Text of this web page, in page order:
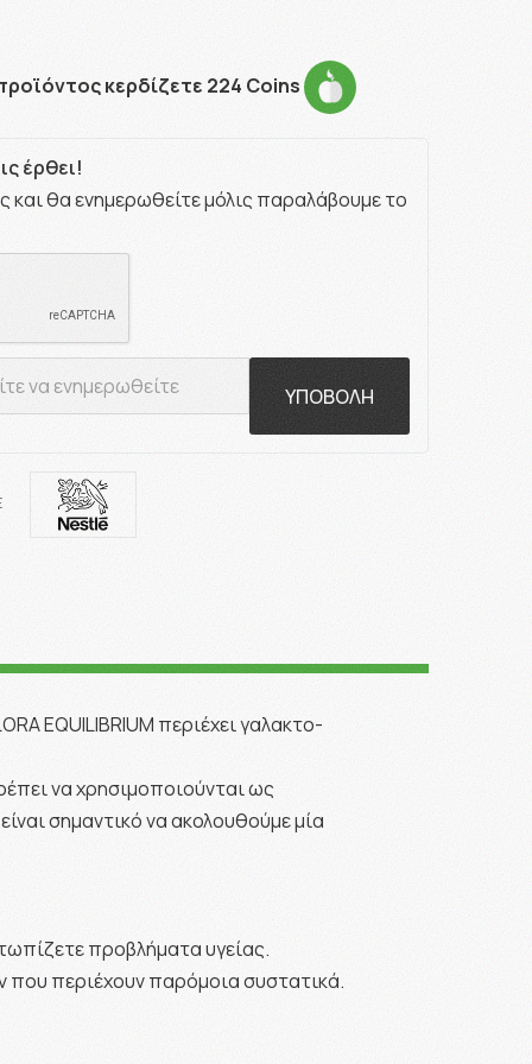
κερδίζετε 224 Coins
έρθει!
θα ενημερωθείτε μόλις παραλάβουμε το
ΥΠΟΒΟΛΗ
EQUILIBRIUM περιέχει γαλακτο-
να χρησιμοποιούνται ως
σημαντικό να ακολουθούμε μία
προβλήματα υγείας.
που περιέχουν παρόμοια συστατικά.